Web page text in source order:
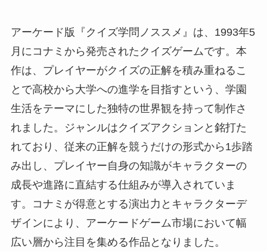
アーケード版『クイズ学問ノススメ』は、1993年5
月にコナミから発売されたクイズゲームです。本
作は、プレイヤーがクイズの正解を積み重ねるこ
とで高校から大学への進学を目指すという、学園
生活をテーマにした独特の世界観を持って制作さ
れました。ジャンルはクイズアクションと銘打た
れており、従来の正解を競うだけの形式から1歩踏
み出し、プレイヤー自身の知識がキャラクターの
成長や進路に直結する仕組みが導入されていま
す。コナミが得意とする演出力とキャラクターデ
ザインにより、アーケードゲーム市場において幅
広い層から注目を集める作品となりました。